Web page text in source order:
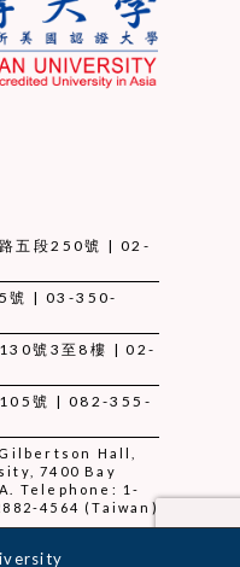
五段250號 | 02-
5號 | 03-350-
130號3至8樓 | 02-
105號 | 082-355-
Hall,
7400 Bay
Telephone: 1-
4564 (Taiwan)